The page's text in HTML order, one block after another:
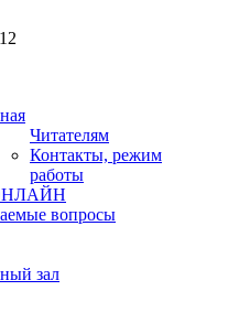
Читателям
Контакты, режим
работы
ОНЛАЙН
вопросы
зал